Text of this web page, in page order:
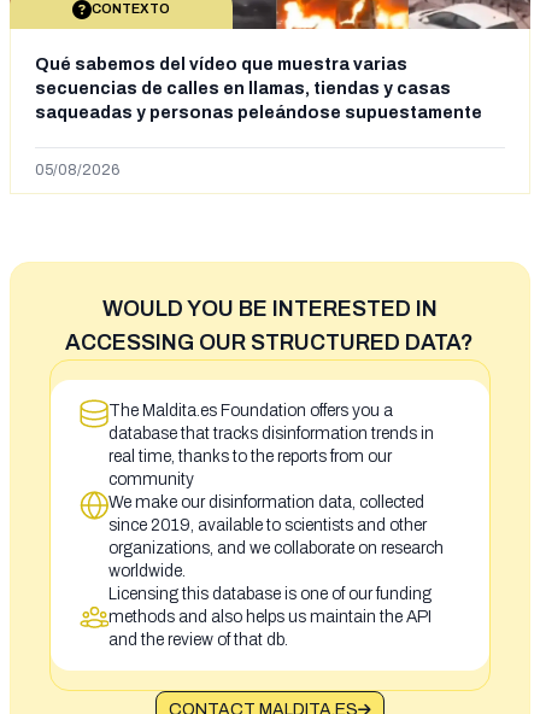
CONTEXTO
Qué sabemos del vídeo que muestra varias
secuencias de calles en llamas, tiendas y casas
saqueadas y personas peleándose supuestamente
situación irregular a Ceuta
05/08/2026
WOULD YOU BE INTERESTED IN
ACCESSING OUR STRUCTURED DATA?
The Maldita.es Foundation offers you a
database that tracks disinformation trends in
real time, thanks to the reports from our
community
We make our disinformation data, collected
since 2019, available to scientists and other
organizations, and we collaborate on research
worldwide.
Licensing this database is one of our funding
methods and also helps us maintain the API
and the review of that db.
CONTACT MALDITA.ES